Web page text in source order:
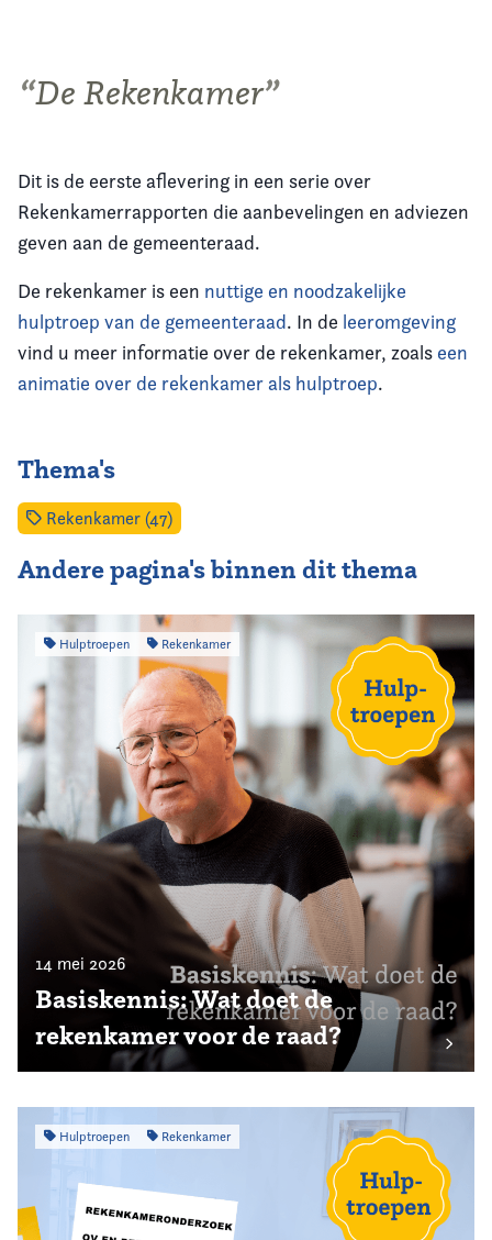
De Rekenkamer
Dit is de eerste aflevering in een serie over
Rekenkamerrapporten die aanbevelingen en adviezen
geven aan de gemeenteraad.
De rekenkamer is een nuttige en noodzakelijke
hulptroep van de gemeenteraad. In de leeromgeving
vind u meer informatie over de rekenkamer, zoals een
animatie over de rekenkamer als hulptroep.
Thema's
Rekenkamer (47)
Andere pagina's binnen dit thema
Hulptroepen Rekenkamer
14 mei 2026
Basiskennis: Wat doet de
rekenkamer voor de raad?
Hulptroepen Rekenkamer